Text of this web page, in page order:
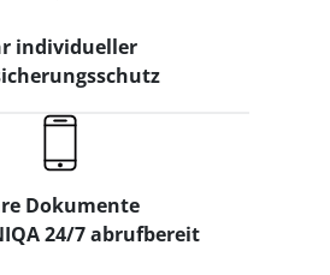
individueller
Dokumente
24/7 abrufbereit